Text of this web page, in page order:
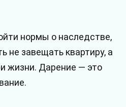
нормы о наследстве,
не завещать квартиру, а
жизни. Дарение — это